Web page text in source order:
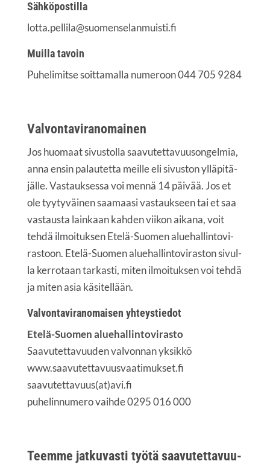
Säh­kö­pos­til­la
lotta.pellila@suomenselanmuisti.fi
Muil­la tavoin
Puhe­li­mit­se soit­ta­mal­la nume­roon 044 705 9284
Val­von­ta­vi­ran­omai­nen
Jos huo­maat sivus­tol­la saa­vu­tet­ta­vuuson­gel­mia,
anna ensin palau­tet­ta meil­le eli sivus­ton yllä­pi­tä­
jäl­le. Vas­tauk­ses­sa voi men­nä 14 päi­vää. Jos et
ole tyy­ty­väi­nen saa­maa­si vas­tauk­seen tai et saa
vas­taus­ta lain­kaan kah­den vii­kon aika­na,voit
teh­dä ilmoi­tuk­sen Ete­lä-Suo­men alue­hal­lin­to­vi­
ras­toon. Ete­lä-Suo­men alue­hal­lin­to­vi­ras­ton sivul­
la ker­ro­taan tar­kas­ti, miten ilmoi­tuk­sen voi teh­dä
ja miten asia käsitellään.
Val­von­ta­vi­ran­omai­sen yhteystiedot
Ete­lä-Suo­men alue­hal­lin­to­vi­ras­to
Saa­vu­tet­ta­vuu­den val­von­nan yksik­kö
www.saavutettavuusvaatimukset.fi
saavutettavuus(at)avi.fi
puhe­lin­nu­me­ro vaih­de 0295 016 000
Teem­me jat­ku­vas­ti työ­tä saa­vu­tet­ta­vuu­